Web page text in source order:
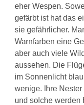
eher Wespen.
gefärbt ist hat das
sie gefährlicher.
Warnfarben eine
aber auch viele
aussehen. Die
im Sonnenlicht
wenige. Ihre
und solche werden